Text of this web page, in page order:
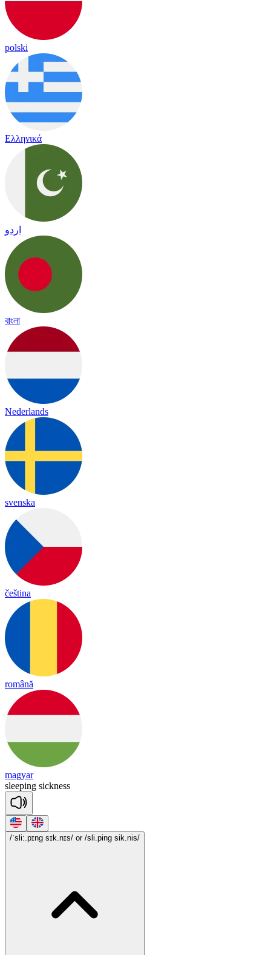
polski
Ελληνικά
اردو
বাংলা
Nederlands
svenska
čeština
română
magyar
sleeping sickness
/ˈsli:.pɪng sɪk.nɪs/ or /sli.ping sik.nis/